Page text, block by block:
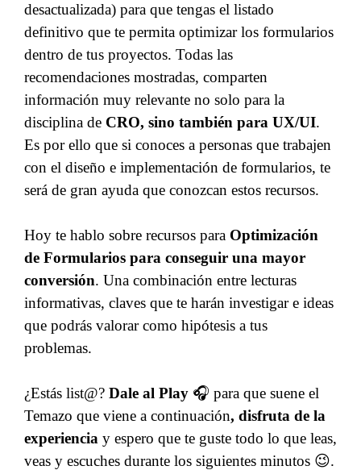
desactualizada) para que tengas el listado
definitivo que te permita optimizar los formularios
dentro de tus proyectos. Todas las
recomendaciones mostradas, comparten
información muy relevante no solo para la
disciplina de CRO, sino también para UX/UI.
Es por ello que si conoces a personas que trabajen
con el diseño e implementación de formularios, te
será de gran ayuda que conozcan estos recursos.
Hoy te hablo sobre recursos para Optimización
de Formularios para conseguir una mayor
conversión. Una combinación entre lecturas
informativas, claves que te harán investigar e ideas
que podrás valorar como hipótesis a tus
problemas.
¿Estás list@? Dale al Play 🎧 para que suene el
Temazo que viene a continuación, disfruta de la
experiencia y espero que te guste todo lo que leas,
veas y escuches durante los siguientes minutos 😉.